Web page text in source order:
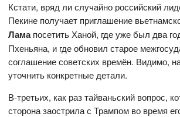
Кстати, вряд ли случайно российский
Пекине получает приглашение
Ламапосетить Ханой, где уже был два
Пхеньяна, и где обновил старое
соглашение советских времён. Видимо,
уточнить конкретные детали.
В-третьих, как раз тайваньский вопрос,
сторона заострила с Трампом во время